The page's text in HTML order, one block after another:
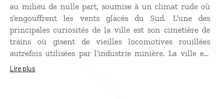
au milieu de nulle part, soumise à un climat rude où
s’engouffrent les vents glacés du Sud. L’une des
principales curiosités de la ville est son cimetière de
trains où gisent de vieilles locomotives rouillées
autrefois utilisées par l’industrie minière. La ville est
aussi l'une des portes d’entrée vers le spectaculaire
Lire plus